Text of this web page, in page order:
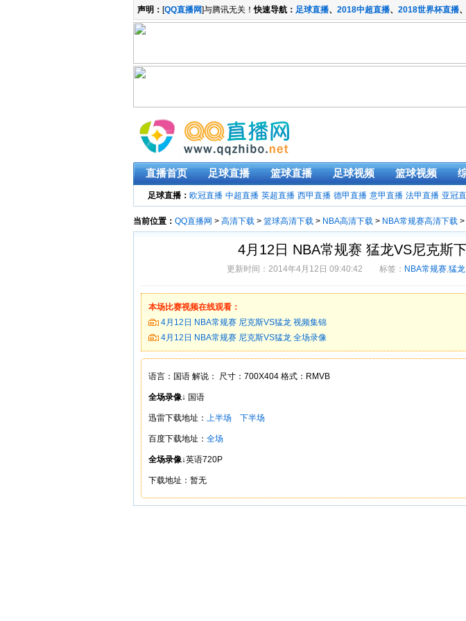
声明： [QQ直播网]与腾讯无关！快速导航： 足球直播、 2018中超直播、 2018世界杯直播、
直播首页 足球直播 篮球直播 足球视频 篮球视频
足球直播： 欧冠直播 中超直播 英超直播 西甲直播 德甲直播 意甲直播 法甲直播 亚冠
当前位置： QQ直播网 > 高清下载 > 篮球高清下载 > NBA高清下载 > NBA常规赛高清下载 >
4月12日 NBA常规赛 猛龙VS尼克斯
更新时间：2014年4月12日 09:40:42 标签： NBA常规赛,猛龙
本场比赛视频在线观看：
4月12日 NBA常规赛 尼克斯VS猛龙 视频集锦
4月12日 NBA常规赛 尼克斯VS猛龙 全场录像
语言：国语 解说： 尺寸：700X404 格式：RMVB
全场录像↓ 国语
迅雷下载地址： 上半场 下半场
百度下载地址： 全场
全场录像↓英语720P
下载地址：暂无